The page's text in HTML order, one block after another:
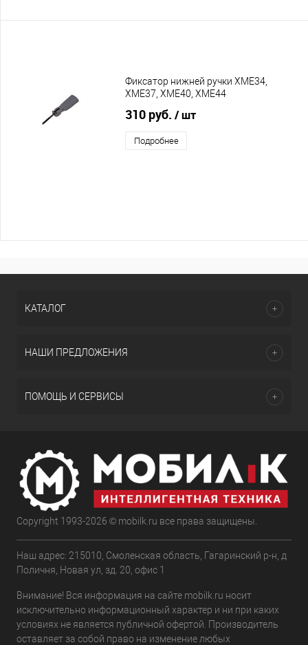
Фиксатор нижней ручки XME34,
XME37, XME40, XME44
310 руб. / шт
Подробнее
КАТАЛОГ
НАШИ ПРЕДЛОЖЕНИЯ
ПОМОЩЬ И СЕРВИСЫ
Copyright 1993-2026 © mobilk.ru все права защищены.
Наш адрес: 215010, Смоленская область, Гагаринский р-н, д
Поличня, Новая ул, зд. 20, офис 1
Внимание! Вся информация на сайте mobilk.ru носит
исключительно информационный характер и ни при каких
условиях не является публичной офертой. Производитель
оставляет за собой право на изменение любых